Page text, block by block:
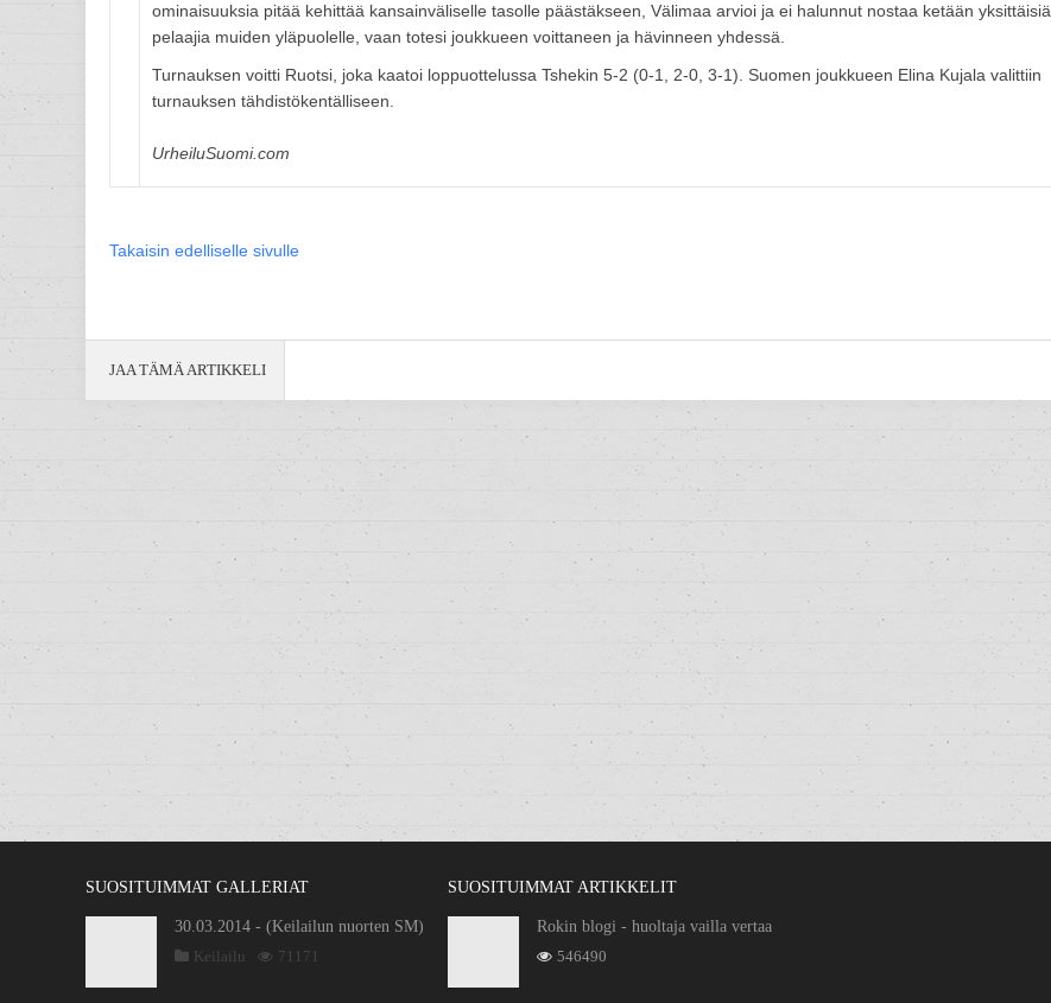
ominaisuuksia pitää kehittää kansainväliselle tasolle päästäkseen, Välimaa arvioi ja ei halunnut nostaa ketään yksittäisiä
pelaajia muiden yläpuolelle, vaan totesi joukkueen voittaneen ja hävinneen yhdessä.
Turnauksen voitti Ruotsi, joka kaatoi loppuottelussa Tshekin 5-2 (0-1, 2-0, 3-1). Suomen joukkueen Elina Kujala valittiin
turnauksen tähdistökentälliseen.
UrheiluSuomi.com
Takaisin edelliselle sivulle
JAA TÄMÄ ARTIKKELI
SUOSITUIMMAT GALLERIAT
30.03.2014 - (Keilailun nuorten SM)
Keilailu
71171
SUOSITUIMMAT ARTIKKELIT
Rokin blogi - huoltaja vailla vertaa
546490